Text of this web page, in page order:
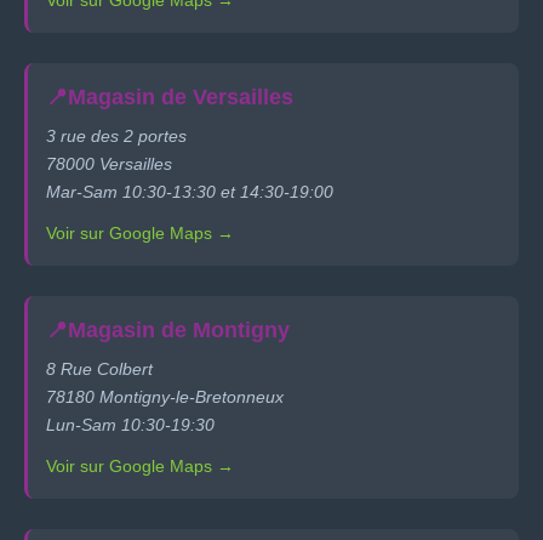
📍Magasin de Versailles
3 rue des 2 portes
78000 Versailles
Mar-Sam 10:30-13:30 et 14:30-19:00
Voir sur Google Maps →
📍Magasin de Montigny
8 Rue Colbert
78180 Montigny-le-Bretonneux
Lun-Sam 10:30-19:30
Voir sur Google Maps →